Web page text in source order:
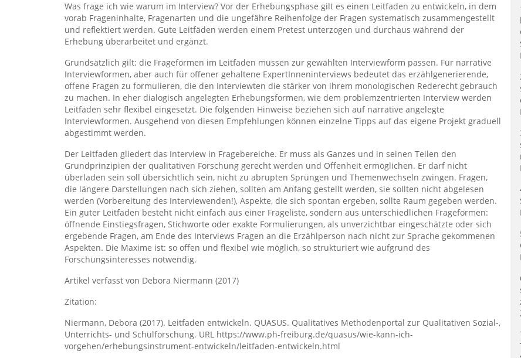
Was frage ich wie warum im Interview? Vor der Erhebungsphase gilt es einen Leitfaden zu entwickeln, in dem
vorab Frageninhalte, Fragenarten und die ungefähre Reihenfolge der Fragen systematisch zusammengestellt
und reflektiert werden. Gute Leitfäden werden einem Pretest unterzogen und durchaus während der
Erhebung überarbeitet und ergänzt.
Grundsätzlich gilt: die Frageformen im Leitfaden müssen zur gewählten Interviewform passen. Für narrative
Interviewformen, aber auch für offener gehaltene ExpertInneninterviews bedeutet das erzählgenerierende,
offene Fragen zu formulieren, die den Interviewten die stärker von ihrem monologischen Rederecht gebrauch
zu machen. In eher dialogisch angelegten Erhebungsformen, wie dem problemzentrierten Interview werden
Leitfäden sehr flexibel eingesetzt. Die folgenden Hinweise beziehen sich auf narrative angelegte
Interviewformen. Ausgehend von diesen Empfehlungen können einzelne Tipps auf das eigene Projekt graduell
abgestimmt werden.
Der Leitfaden gliedert das Interview in Fragebereiche. Er muss als Ganzes und in seinen Teilen den
Grundprinzipien der qualitativen Forschung gerecht werden und Offenheit ermöglichen. Er darf nicht
überladen sein soll übersichtlich sein, nicht zu abrupten Sprüngen und Themenwechseln zwingen. Fragen,
die längere Darstellungen nach sich ziehen, sollten am Anfang gestellt werden, sie sollten nicht abgelesen
werden (Vorbereitung des Interviewenden!), Aspekte, die sich spontan ergeben, sollte Raum gegeben werden.
Ein guter Leitfaden besteht nicht einfach aus einer Frageliste, sondern aus unterschiedlichen Frageformen:
öffnende Einstiegsfragen, Stichworte oder exakte Formulierungen, als unverzichtbar eingeschätzte oder sich
ergebende Fragen, am Ende des Interviews Fragen an die Erzählperson nach nicht zur Sprache gekommenen
Aspekten. Die Maxime ist: so offen und flexibel wie möglich, so strukturiert wie aufgrund des
Forschungsinteresses notwendig.
Artikel verfasst von Debora Niermann (2017)
Zitation:
Niermann, Debora (2017). Leitfaden entwickeln. QUASUS. Qualitatives Methodenportal zur Qualitativen Sozial-,
Unterrichts- und Schulforschung. URL https://www.ph-freiburg.de/quasus/wie-kann-ich-
vorgehen/erhebungsinstrument-entwickeln/leitfaden-entwickeln.html